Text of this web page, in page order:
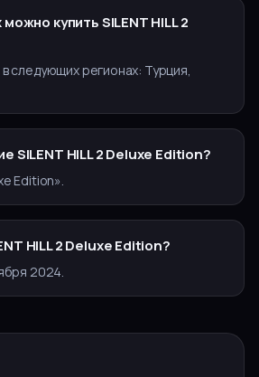
купить SILENT HILL 2
следующих регионах: Турция,
SILENT HILL 2 Deluxe Edition?
Edition».
HILL 2 Deluxe Edition?
2024.